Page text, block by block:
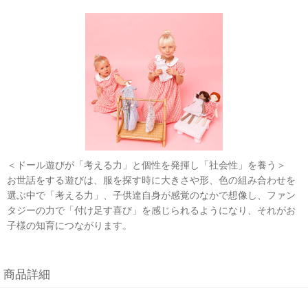
＜ドール遊びが「考える力」と個性を発揮し「社会性」を養う＞
お世話をする遊びは、服を探す時に大きさや形、色の組み合わせを
選ぶ中で「考える力」、子供達自身が感覚のなかで想像し、ファン
タジーの力で「付け足す喜び」を感じられるようになり、それがお
子様の知育につながります。
商品詳細